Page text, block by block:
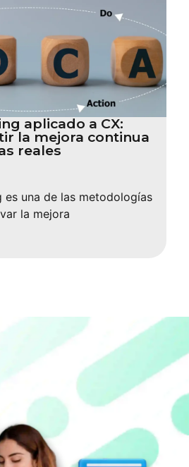
aplicado a CX:
la mejora continua
reales
es una de las metodologías
la mejora